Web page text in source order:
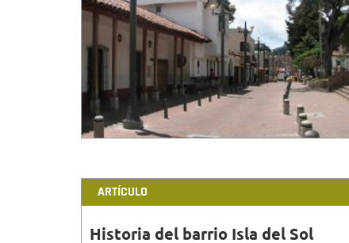
ARTÍCULO
Historia del barrio Isla del Sol